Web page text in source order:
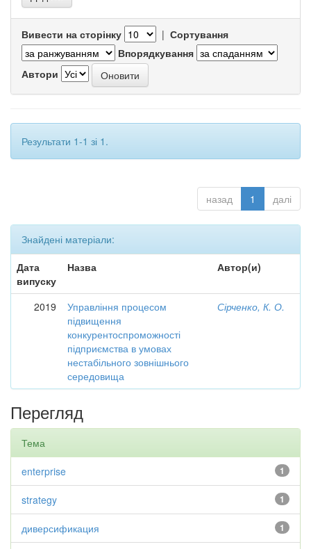
Вивести на сторінку | Сортування
Впорядкування
Автори
Результати 1-1 зі 1.
назад 1 далі
Знайдені матеріали:
Дата
випуску
Назва Автор(и)
2019
Управління процесом
підвищення
конкурентоспроможності
підприємства в умовах
нестабільного зовнішнього
середовища
Сірченко, К. О.
Перегляд
Тема
1
enterprise
1
strategy
1
диверсификация